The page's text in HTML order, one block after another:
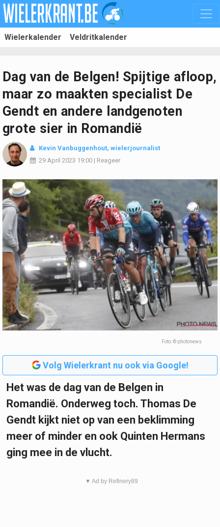
Wielerkalender Veldritkalender
Dag van de Belgen! Spijtige afloop,
maar zo maakten specialist De
Gendt en andere landgenoten
grote sier in Romandië
Kevin Vanbuggenhout, wielerjournalist
29 April 2023 19:00 | Reageer
Foto: © photonews
Volg Wielerkrant nu ook via Google!
Het was de dag van de Belgen in
Romandië. Onderweg toch. Thomas De
Gendt kijkt niet op van een beklimming
meer of minder en ook Quinten Hermans
ging mee in de vlucht.
▼ Ad by Refinery89